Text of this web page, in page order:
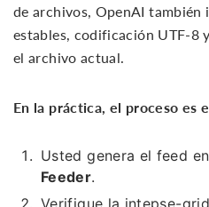
de archivos, OpenAI también
estables, codificación UTF-8
el archivo actual.
En la práctica, el proceso es
Usted genera el feed
Feeder.